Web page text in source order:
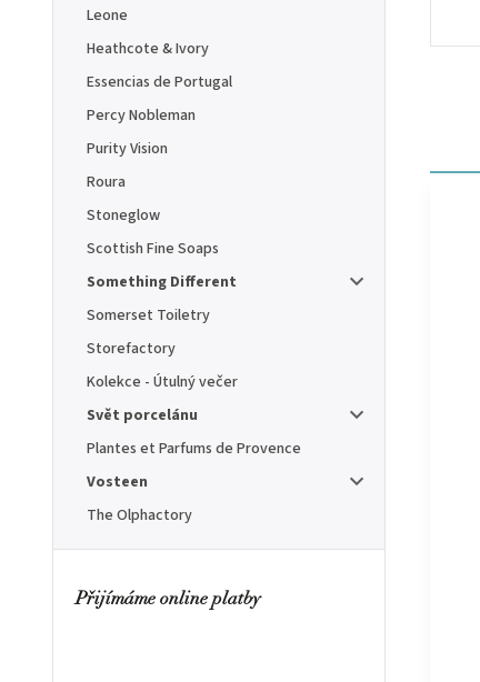
Leone
Heathcote & Ivory
Essencias de Portugal
Percy Nobleman
Purity Vision
Roura
Stoneglow
Scottish Fine Soaps
Something Different
Somerset Toiletry
Storefactory
Kolekce - Útulný večer
Svět porcelánu
Plantes et Parfums de Provence
Vosteen
The Olphactory
Přijímáme online platby